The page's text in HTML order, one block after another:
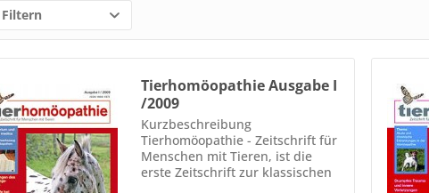
Filtern
Tierhomöopathie Ausgabe I
/2009
Kurzbeschreibung
Tierhomöopathie - Zeitschrift für
Menschen mit Tieren, ist die
erste Zeitschrift zur klassischen